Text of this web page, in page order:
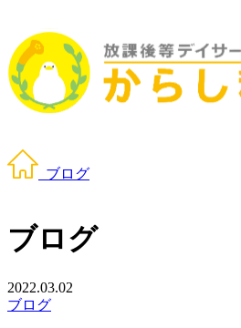
ブログ
ブログ
2022.03.02
ブログ